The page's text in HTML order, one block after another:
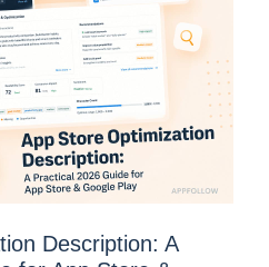
◆◆◆「ビズリーチ・キャンパ
へオススメです！◆◆◆
い方◇ ・OB/OG訪問を行
のアドバイスを聴きたい ・就
じて、多くの就活情報、就活
で働いている先輩へOB/OG訪
方に失礼がないよう、OB/OG
たい ・内定をもらうため、
就職試験対策をしっかり行い
併せて、OB/OGの方に個別で
Description: A